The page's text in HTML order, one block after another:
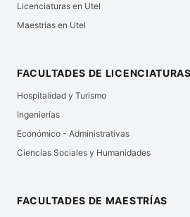
Licenciaturas en Utel
Maestrías en Utel
FACULTADES DE LICENCIATURAS
Hospitalidad y Turismo
Ingenierías
Económico - Administrativas
Ciencias Sociales y Humanidades
FACULTADES DE MAESTRÍAS